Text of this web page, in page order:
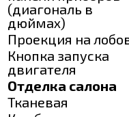
(диагональ в
дюймах)
Проекция на
Кнопка запуска
двигателя
Отделка салона
Тканевая